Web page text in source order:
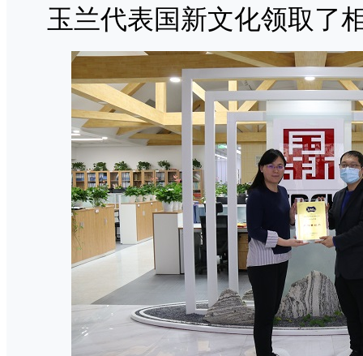
玉兰代表国新文化领取了